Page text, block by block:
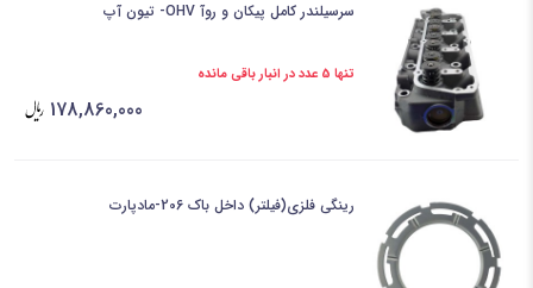
سرسیلندر کامل پیکان و روآ OHV- تیون آپ
تنها 5 عدد در انبار باقی مانده
178,860,000
رینگی فلزی(فیلتر) داخل باک 206-مادپارت